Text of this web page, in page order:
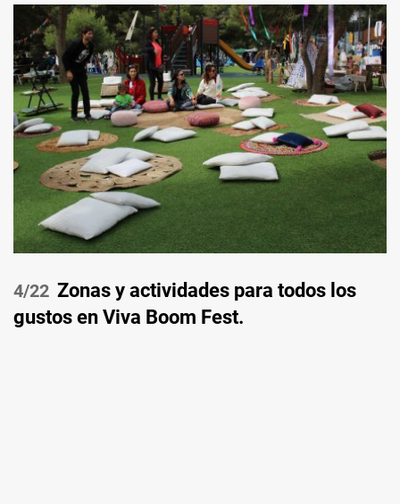
/22 Zonas y actividades para todos los
gustos en Viva Boom Fest.